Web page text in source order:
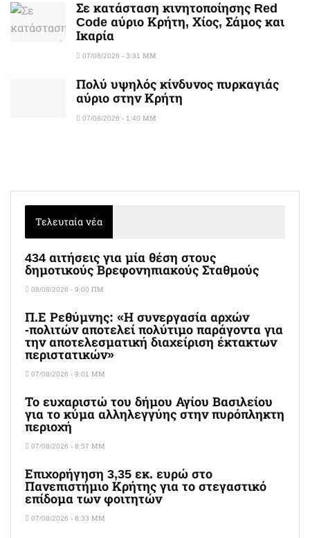
Σε κατάσταση κινητοποίησης Red
Code αύριο Κρήτη, Χίος, Σάμος και
Ικαρία
07/08/2026 - 3:31 ΜΜ
Πολύ υψηλός κίνδυνος πυρκαγιάς
αύριο στην Κρήτη
07/08/2026 - 1:40 ΜΜ
Τελευταία νέα
434 αιτήσεις για μία θέση στους
δημοτικούς Βρεφονηπιακούς Σταθμούς
08/08/2026 - 9:00 ΠΜ
Π.Ε Ρεθύμνης: «Η συνεργασία αρχών
-πολιτών αποτελεί πολύτιμο παράγοντα για
την αποτελεσματική διαχείριση έκτακτων
περιστατικών»
07/08/2026 - 9:01 ΜΜ
Το ευχαριστώ του δήμου Αγίου Βασιλείου
για το κύμα αλληλεγγύης στην πυρόπληκτη
περιοχή
07/08/2026 - 8:57 ΜΜ
Επιχορήγηση 3,35 εκ. ευρώ στο
Πανεπιστήμιο Κρήτης για το στεγαστικό
επίδομα των φοιτητών
07/08/2026 - 8:33 ΜΜ